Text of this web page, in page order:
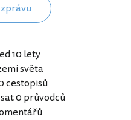
10 lety
světa
cestopisů
0 průvodců